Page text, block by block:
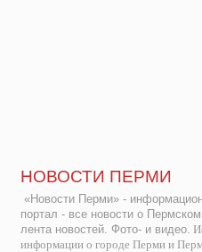
НОВОСТИ ПЕРМИ
«Новости Перми» -
портал - все новости о
лента новостей. Фото- и видео.
информации о городе Перми и